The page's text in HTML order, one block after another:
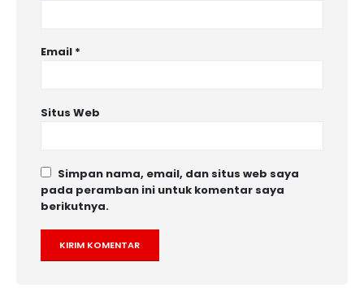
Email *
Situs Web
Simpan nama, email, dan situs web saya
pada peramban ini untuk komentar saya
berikutnya.